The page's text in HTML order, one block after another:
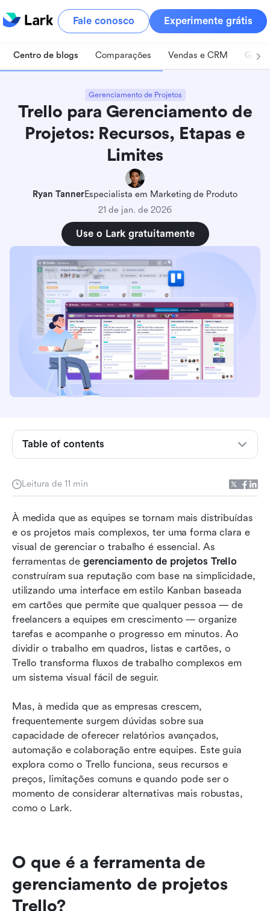
Fale conosco Experimente grátis
Centro de blogs Comparações Vendas e CRM
Gerenciamento de Projetos
Trello para Gerenciamento de
Projetos: Recursos, Etapas e
Limites
Ryan TannerEspecialista em Marketing de Produto
21 de jan. de 2026
Use o Lark gratuitamente
Leitura de 11 min
À medida que as equipes se tornam mais distribuídas
e os projetos mais complexos, ter uma forma clara e
visual de gerenciar o trabalho é essencial. As
ferramentas de gerenciamento de projetos Trello
construíram sua reputação com base na simplicidade,
utilizando uma interface em estilo Kanban baseada
em cartões que permite que qualquer pessoa — de
freelancers a equipes em crescimento — organize
tarefas e acompanhe o progresso em minutos. Ao
dividir o trabalho em quadros, listas e cartões, o
Trello transforma fluxos de trabalho complexos em
um sistema visual fácil de seguir.
Mas, à medida que as empresas crescem,
frequentemente surgem dúvidas sobre sua
capacidade de oferecer relatórios avançados,
automação e colaboração entre equipes. Este guia
explora como o Trello funciona, seus recursos e
preços, limitações comuns e quando pode ser o
momento de considerar alternativas mais robustas,
como o Lark.
O que é a ferramenta de
gerenciamento de projetos
Trello?
Table of contents
5 componentes principais da ferramenta de
5 principais recursos de gerenciamento de
projetos do Trello
Planos de preços do Trello explicados
Como usar o Trello para gerenciamento de
projetos
5 limitações comuns do uso do Trello para
gerenciamento de projetos
Por que o Lark é uma alternativa mais robusta
ao Trello
Quando o gerenciamento de projetos no Trello
funciona melhor
Melhores práticas para o sucesso no
gerenciamento de projetos com o Trello
Tendências futuras no gerenciamento visual de
projetos
Conclusão